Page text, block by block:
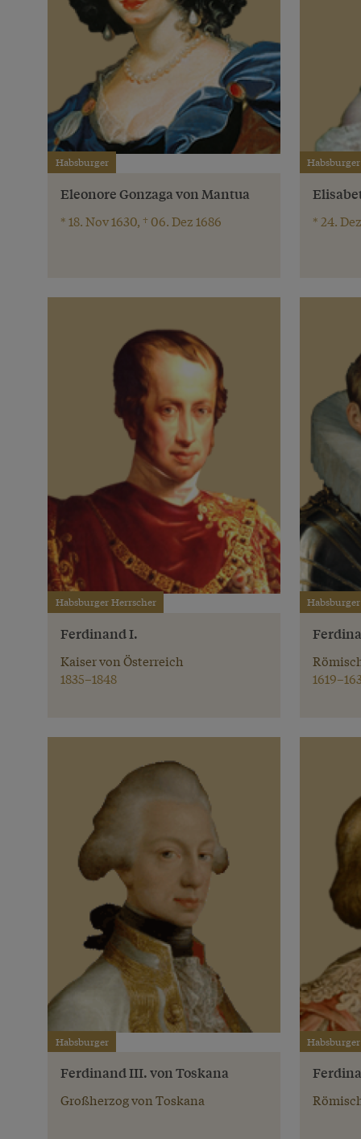
Habsburger
Eleonore Gonzaga von Mantua
* 18. Nov 1630, † 06. Dez 1686
Habsburger
* 24.
Habsburger Herrscher
Ferdinand I.
Kaiser von Österreich
1835–1848
Habsburger
Ferdinand III. von Toskana
Großherzog von Toskana
Habsburger